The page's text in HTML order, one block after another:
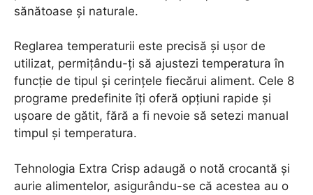
sănătoase și naturale.
Reglarea temperaturii este precisă și ușor de
utilizat, permițându-ți să ajustezi temperatura în
funcție de tipul și cerințele fiecărui aliment. Cele 8
programe predefinite îți oferă opțiuni rapide și
ușoare de gătit, fără a fi nevoie să setezi manual
timpul și temperatura.
Tehnologia Extra Crisp adaugă o notă crocantă și
aurie alimentelor, asigurându-se că acestea au o